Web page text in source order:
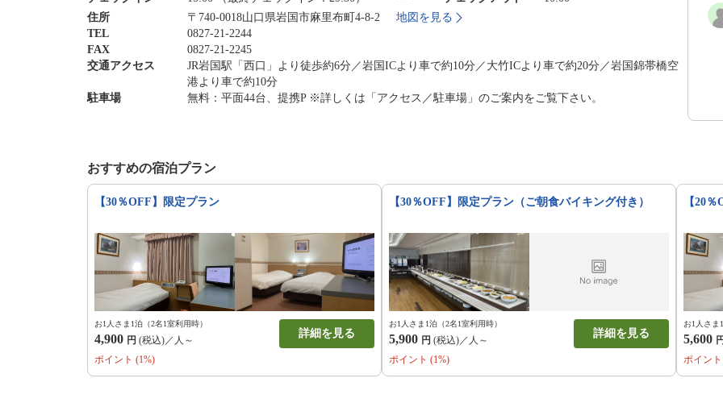
住所
〒740-0018山口県岩国市麻里布町4-8-2
地図を見る
TEL
0827-21-2244
FAX
0827-21-2245
交通アクセス
JR岩国駅「西口」より徒歩約6分／岩国ICより車で約10分／大竹ICより車で約20分／岩国錦帯橋空
港より車で約10分
駐車場
無料：平面44台、提携P ※詳しくは「アクセス／駐車場」のご案内をご覧下さい。
おすすめの宿泊プラン
【30％OFF】限定プラン
お1人さま1泊（2名1室利用時）
4,900 円 (税込)／人～
詳細を見る
ポイント (1%)
【30％OFF】限定プラン（ご朝食バイキング付き）
お1人さま1泊（2名1室利用時）
5,900 円 (税込)／人～
詳細を見る
ポイント (1%)
【20
お1人さま
5,600 円
ポイン